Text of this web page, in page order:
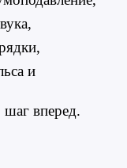
и
вперед.